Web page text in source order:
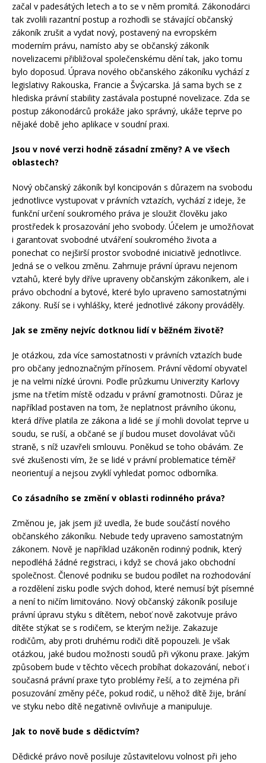
začal v padesátých letech a to se v něm promítá. Zákonodárci
tak zvolili razantní postup a rozhodli se stávající občanský
zákoník zrušit a vydat nový, postavený na evropském
moderním právu, namísto aby se občanský zákoník
novelizacemi přibližoval společenskému dění tak, jako tomu
bylo doposud. Úprava nového občanského zákoníku vychází z
legislativy Rakouska, Francie a Švýcarska. Já sama bych se z
hlediska právní stability zastávala postupné novelizace. Zda se
postup zákonodárců prokáže jako správný, ukáže teprve po
nějaké době jeho aplikace v soudní praxi.
Jsou v nové verzi hodně zásadní změny? A ve všech
oblastech?
Nový občanský zákoník byl koncipován s důrazem na svobodu
jednotlivce vystupovat v právních vztazích, vychází z ideje, že
funkční určení soukromého práva je sloužit člověku jako
prostředek k prosazování jeho svobody. Účelem je umožňovat
i garantovat svobodné utváření soukromého života a
ponechat co nejširší prostor svobodné iniciativě jednotlivce.
Jedná se o velkou změnu. Zahrnuje právní úpravu nejenom
vztahů, které byly dříve upraveny občanským zákoníkem, ale i
právo obchodní a bytové, které bylo upraveno samostatnými
zákony. Ruší se i vyhlášky, které jednotlivé zákony prováděly.
Jak se změny nejvíc dotknou lidí v běžném životě?
Je otázkou, zda více samostatnosti v právních vztazích bude
pro občany jednoznačným přínosem. Právní vědomí obyvatel
je na velmi nízké úrovni. Podle průzkumu Univerzity Karlovy
jsme na třetím místě odzadu v právní gramotnosti. Důraz je
například postaven na tom, že neplatnost právního úkonu,
která dříve platila ze zákona a lidé se jí mohli dovolat teprve u
soudu, se ruší, a občané se jí budou muset dovolávat vůči
straně, s níž uzavřeli smlouvu. Poněkud se toho obávám. Ze
své zkušenosti vím, že se lidé v právní problematice téměř
neorientují a nejsou zvyklí vyhledat pomoc odborníka.
Co zásadního se změní v oblasti rodinného práva?
Změnou je, jak jsem již uvedla, že bude součástí nového
občanského zákoníku. Nebude tedy upraveno samostatným
zákonem. Nově je například uzákoněn rodinný podnik, který
nepodléhá žádné registraci, i když se chová jako obchodní
společnost. Členové podniku se budou podílet na rozhodování
a rozdělení zisku podle svých dohod, které nemusí být písemné
a není to ničím limitováno. Nový občanský zákoník posiluje
právní úpravu styku s dítětem, neboť nově zakotvuje právo
dítěte stýkat se s rodičem, se kterým nežije. Zakazuje
rodičům, aby proti druhému rodiči dítě popouzeli. Je však
otázkou, jaké budou možnosti soudů při výkonu praxe. Jakým
způsobem bude v těchto věcech probíhat dokazování, neboť i
současná právní praxe tyto problémy řeší, a to zejména při
posuzování změny péče, pokud rodič, u něhož dítě žije, brání
ve styku nebo dítě negativně ovlivňuje a manipuluje.
Jak to nově bude s dědictvím?
Dědické právo nově posiluje zůstavitelovu volnost při jeho